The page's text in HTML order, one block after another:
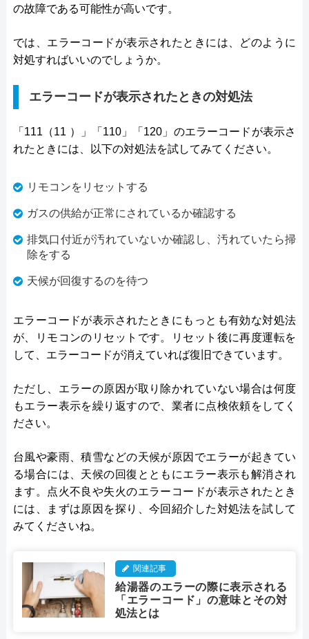
の故障である可能性が高いです。
では、エラーコードが表示されたときには、どのように
対処すればいいのでしょうか。
エラーコードが表示されたときの対処法
「111（11 ）」「110」「120」のエラーコードが表示さ
れたときには、以下の対処法を試してみてください。
リモコンをリセットする
ガスの供給が正常にされているか確認する
排気口付近が汚れていないか確認し、汚れていたら掃
除をする
天候が回復するのを待つ
エラーコードが表示されたときにもっとも有効な対処法
が、リモコンのリセットです。リセット後に再度運転を
して、エラーコードが消えていれば復旧できています。
ただし、エラーの原因が取り除かれていない場合は何度
もエラー表示を繰り返すので、業者に点検依頼をしてく
ださい。
台風や豪雨、積雪などの天候が原因でエラーが起きてい
る場合には、天候の回復とともにエラー表示も解消され
ます。点火不良や失火のエラーコードが表示されたとき
には、まずは原因を探り、今回紹介した対処法を試して
みてくださいね。
関連記事
給湯器のエラーの際に表示される
「エラーコード」の意味とその対
処法とは